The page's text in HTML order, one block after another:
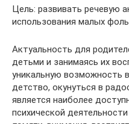
Цель: развивать речевую
использования малых
Актуальность для
детьми и занимаясь их
уникальную возможность
детство, окунуться в
является наиболее
психической